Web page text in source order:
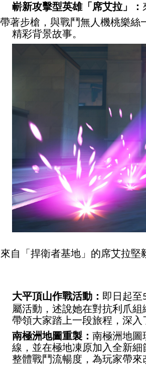
嶄新攻擊型英雄「席艾拉」：
帶著步槍，與戰鬥無人機桃樂
精彩背景故事。
來自「捍衛者基地」的席艾拉
大平頂山作戰活動： 即日起至
屬活動，述說她在對抗利爪
帶領大家踏上一段旅程，深
南極洲地圖重製： 南極洲地圖
線，並在極地凍原加入全新
整體戰鬥流暢度，為玩家帶